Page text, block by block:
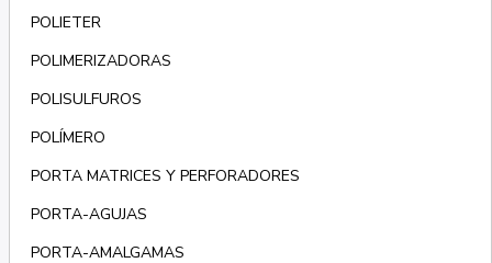
POLIETER
POLIMERIZADORAS
POLISULFUROS
POLÍMERO
PORTA MATRICES Y PERFORADORES
PORTA-AGUJAS
PORTA-AMALGAMAS